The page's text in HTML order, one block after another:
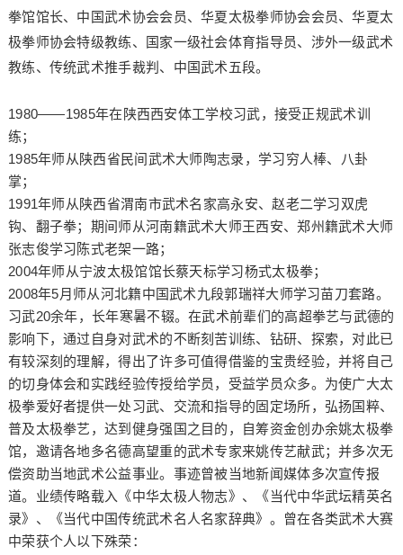
拳馆馆长、中国武术协会会员、华夏太极拳师协会会员、华夏太
极拳师协会特级教练、国家一级社会体育指导员、涉外一级武术
教练、传统武术推手裁判、中国武术五段。
1980——1985年在陕西西安体工学校习武，接受正规武术训
练；
1985年师从陕西省民间武术大师陶志录，学习穷人棒、八卦
掌；
1991年师从陕西省渭南市武术名家高永安、赵老二学习双虎
钩、翻子拳；期间师从河南籍武术大师王西安、郑州籍武术大师
张志俊学习陈式老架一路；
2004年师从宁波太极馆馆长蔡天标学习杨式太极拳；
2008年5月师从河北籍中国武术九段郭瑞祥大师学习苗刀套路。
习武20余年，长年寒暑不辍。在武术前辈们的高超拳艺与武德的
影响下，通过自身对武术的不断刻苦训练、钻研、探索，对此已
有较深刻的理解，得出了许多可值得借鉴的宝贵经验，并将自己
的切身体会和实践经验传授给学员，受益学员众多。为使广大太
极拳爱好者提供一处习武、交流和指导的固定场所，弘扬国粹、
普及太极拳艺，达到健身强国之目的，自筹资金创办余姚太极拳
馆，邀请各地多名德高望重的武术专家来姚传艺献武；并多次无
偿资助当地武术公益事业。事迹曾被当地新闻媒体多次宣传报
道。业绩传略载入《中华太极人物志》、《当代中华武坛精英名
录》、《当代中国传统武术名人名家辞典》。曾在各类武术大赛
中荣获个人以下殊荣：